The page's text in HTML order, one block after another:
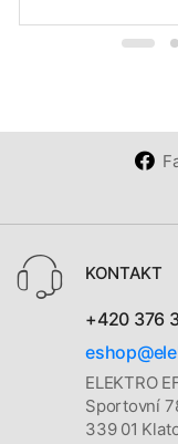
KONTAKT
+420 376
ELEKTRO
Sportovní
339 01